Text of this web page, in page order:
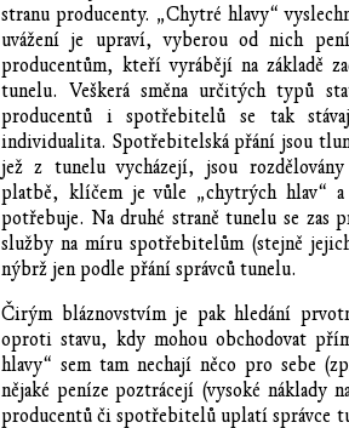
stranu producenty. „Chytré hlavy“
uvážení je upraví, vyberou od nich
producentům, kteří vyrábějí na základě
tunelu. Veškerá směna určitých typů
producentů i spotřebitelů se tak
individualita. Spotřebitelská přání jsou
jež z tunelu vycházejí, jsou
platbě, klíčem je vůle „chytrých hlav“
potřebuje. Na druhé straně tunelu se zas
služby na míru spotřebitelům (stejně
nýbrž jen podle přání správců tunelu.
Čirým bláznovstvím je pak hledání
oproti stavu, kdy mohou obchodovat
hlavy“ sem tam nechají něco pro sebe
nějaké peníze poztrácejí (vysoké náklady
producentů či spotřebitelů uplatí správce